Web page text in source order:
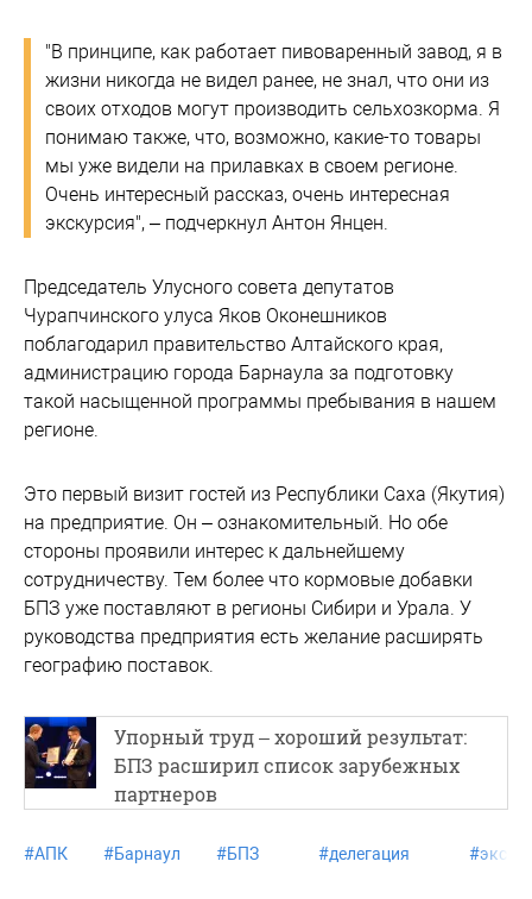
"В принципе, как работает пивоваренный завод, я в
жизни никогда не видел ранее, не знал, что они из
своих отходов могут производить сельхозкорма. Я
понимаю также, что, возможно, какие-то товары
мы уже видели на прилавках в своем регионе.
Очень интересный рассказ, очень интересная
экскурсия", – подчеркнул Антон Янцен.
Председатель Улусного совета депутатов
Чурапчинского улуса Яков Оконешников
поблагодарил правительство Алтайского края,
администрацию города Барнаула за подготовку
такой насыщенной программы пребывания в нашем
регионе.
Это первый визит гостей из Республики Саха (Якутия)
на предприятие. Он – ознакомительный. Но обе
стороны проявили интерес к дальнейшему
сотрудничеству. Тем более что кормовые добавки
БПЗ уже поставляют в регионы Сибири и Урала. У
руководства предприятия есть желание расширять
географию поставок.
Упорный труд – хороший результат:
БПЗ расширил список зарубежных
партнеров
#АПК #Барнаул #БПЗ #делегация #